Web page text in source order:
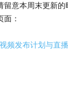
留意本周末更新
：
频发布计划与直